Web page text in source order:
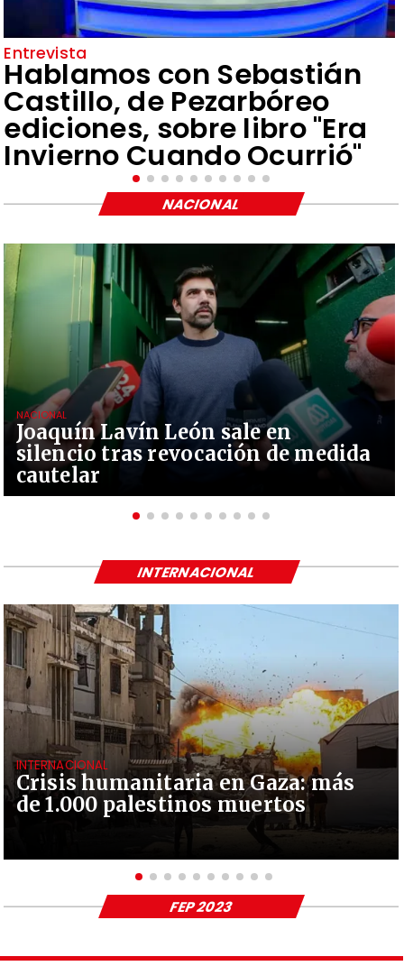
Entrevista
Hablamos con Sebastián
Castillo, de Pezarbóreo
ediciones, sobre libro "Era
Invierno Cuando Ocurrió"
Joaquín Lavín León sale en
silencio tras revocación de medida
cautelar
NACIONAL
NACIONAL
Crisis humanitaria en Gaza: más
de 1.000 palestinos muertos
INTERNACIONAL
INTERNACIONAL
FEP 2023